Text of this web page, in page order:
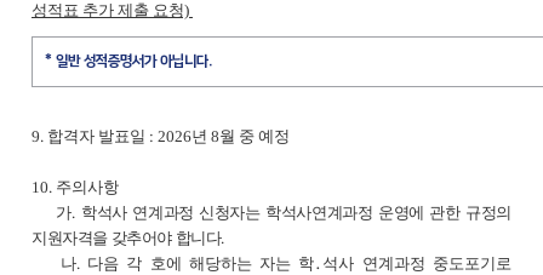
성적표 추가 제출 요청)
* 일반 성적증명서가 아닙니다.
9. 합격자 발표일 : 2026년 8월 중 예정
10. 주의사항
가. 학석사 연계과정 신청자는 학석사연계과정 운영에 관한 규정의
지원자격을 갖추어야 합니다.
나. 다음 각 호에 해당하는 자는 학․ 석사 연계과정 중도포기로